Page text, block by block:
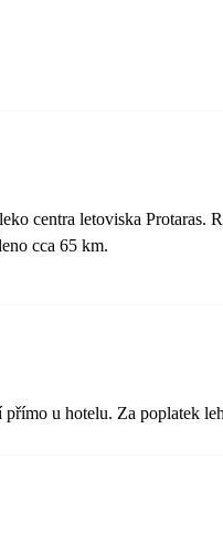
centra letoviska
cca 65 km.
přímo u hotelu. Za poplatek